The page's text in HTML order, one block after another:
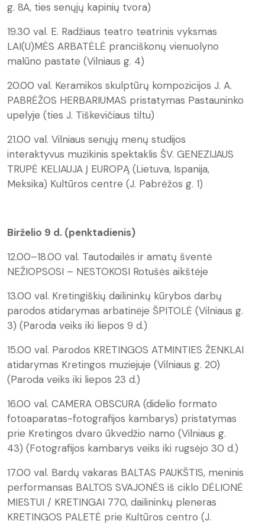
g. 8A, ties senųjų kapinių tvora)
19.30 val. E. Radžiaus teatro teatrinis vyksmas
LAI(U)MĖS ARBATĖLĖ pranciškonų vienuolyno
malūno pastate (Vilniaus g. 4)
20.00 val. Keramikos skulptūrų kompozicijos J. A.
PABRĖŽOS HERBARIUMAS pristatymas Pastauninko
upelyje (ties J. Tiškevičiaus tiltu)
21.00 val. Vilniaus senųjų menų studijos
interaktyvus muzikinis spektaklis ŠV. GENEZIJAUS
TRUPĖ KELIAUJA Į EUROPĄ (Lietuva, Ispanija,
Meksika) Kultūros centre (J. Pabrėžos g. 1)
Birželio 9 d. (penktadienis)
12.00–18.00 val. Tautodailės ir amatų šventė
NEŽIOPSOSI – NESTOKOSI Rotušės aikštėje
13.00 val. Kretingiškių dailininkų kūrybos darbų
parodos atidarymas arbatinėje ŠPITOLĖ (Vilniaus g.
3) (Paroda veiks iki liepos 9 d.)
15.00 val. Parodos KRETINGOS ATMINTIES ŽENKLAI
atidarymas Kretingos muziejuje (Vilniaus g. 20)
(Paroda veiks iki liepos 23 d.)
16.00 val. CAMERA OBSCURA (didelio formato
fotoaparatas-fotografijos kambarys) pristatymas
prie Kretingos dvaro ūkvedžio namo (Vilniaus g.
43) (Fotografijos kambarys veiks iki rugsėjo 30 d.)
17.00 val. Bardų vakaras BALTAS PAUKŠTIS, meninis
performansas BALTOS SVAJONĖS iš ciklo DĖLIONĖ
MIESTUI / KRETINGAI 770, dailininkų pleneras
KRETINGOS PALETĖ prie Kultūros centro (J.